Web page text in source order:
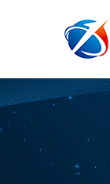
DELL服务